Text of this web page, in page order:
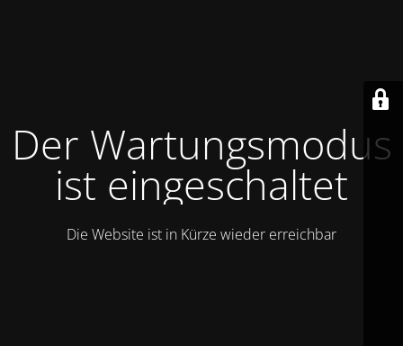
Der Wartungsmodus
ist eingeschaltet
Die Website ist in Kürze wieder erreichbar